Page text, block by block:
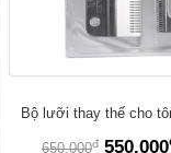
Bộ lưỡi thay thế cho
650.000đ 550.000